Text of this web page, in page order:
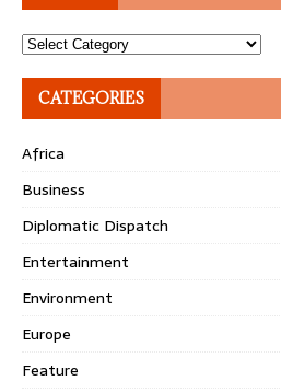
Topics
CATEGORIES
Africa
Business
Diplomatic Dispatch
Entertainment
Environment
Europe
Feature